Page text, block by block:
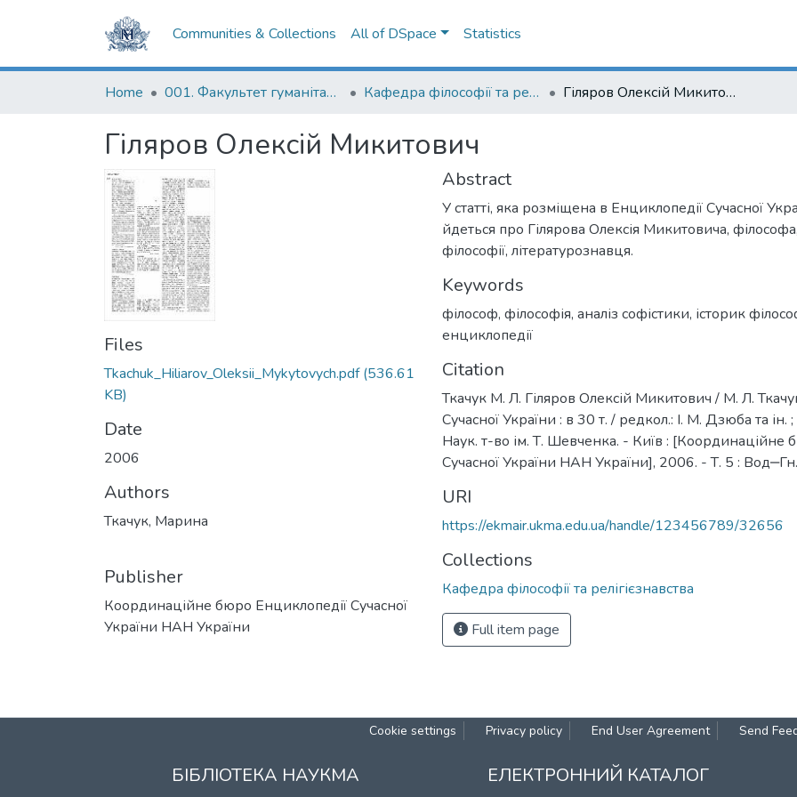
Communities & Collections All of DSpace Statistics
Home 001. Факультет гуманітарних наук Кафедра філософії та релігієзнавства Гіляров Олексій Микитович
Гіляров Олексій Микитович
Files
Tkachuk_Hiliarov_Oleksii_Mykytovych.pdf(536.61
KB)
Date
2006
Authors
Ткачук, Марина
Publisher
Координаційне бюро Енциклопедії Сучасної
України НАН України
Abstract
У статті, яка розміщена в Енциклопедії Сучасної
йдеться про Гілярова Олексія Микитовича,
філософії, літературознавця.
Keywords
філософ, філософія, аналіз софістики, історик
енциклопедії
Citation
Ткачук М. Л. Гіляров Олексій Микитович / М. Л.
Сучасної України : в 30 т. / редкол.: І. М. Дзюба та
Наук. т-во ім. Т. Шевченка. - Київ : [Координаційне
Сучасної України НАН України], 2006. - Т. 5 :
URI
https://ekmair.ukma.edu.ua/handle/123456789/32656
Collections
Кафедра філософії та релігієзнавства
Full item page
Cookie settings Privacy policy End User Agreement Send
БІБЛІОТЕКА НАУКМА ЕЛЕКТРОННИЙ КАТАЛОГ